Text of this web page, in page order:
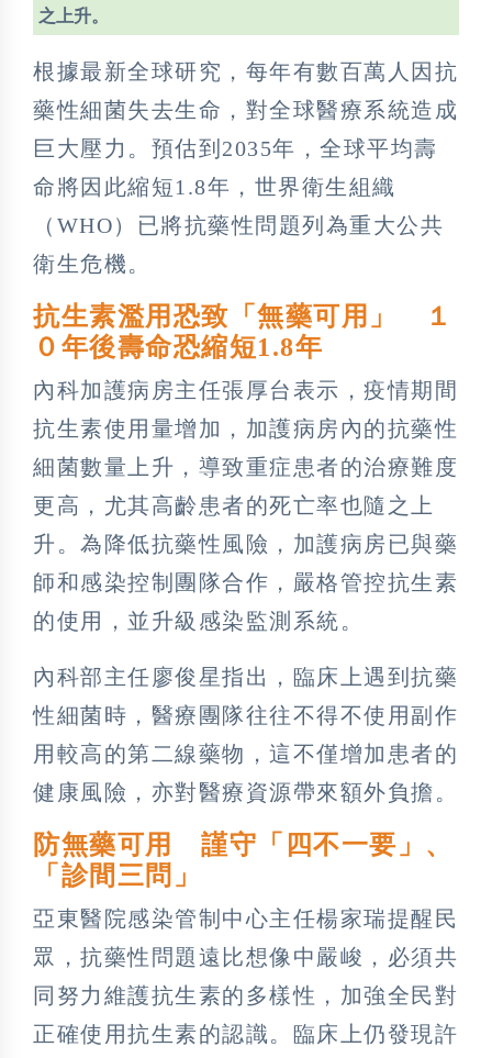
之上升。
根據最新全球研究，每年有數百萬人因抗
藥性細菌失去生命，對全球醫療系統造成
巨大壓力。預估到2035年，全球平均壽
命將因此縮短1.8年，世界衛生組織
（WHO）已將抗藥性問題列為重大公共
衛生危機。
抗生素濫用恐致「無藥可用」 １
０年後壽命恐縮短1.8年
內科加護病房主任張厚台表示，疫情期間
抗生素使用量增加，加護病房內的抗藥性
細菌數量上升，導致重症患者的治療難度
更高，尤其高齡患者的死亡率也隨之上
升。為降低抗藥性風險，加護病房已與藥
師和感染控制團隊合作，嚴格管控抗生素
的使用，並升級感染監測系統。
內科部主任廖俊星指出，臨床上遇到抗藥
性細菌時，醫療團隊往往不得不使用副作
用較高的第二線藥物，這不僅增加患者的
健康風險，亦對醫療資源帶來額外負擔。
防無藥可用 謹守「四不一要」、
「診間三問」
亞東醫院感染管制中心主任楊家瑞提醒民
眾，抗藥性問題遠比想像中嚴峻，必須共
同努力維護抗生素的多樣性，加強全民對
正確使用抗生素的認識。臨床上仍發現許